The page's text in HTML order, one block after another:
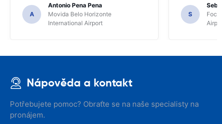
A
Antonio Pena Pena
Movida Belo Horizonte
International Airport
S
Foco
Nápověda a kontakt
Potřebujete pomoc? Obraťte se na naše specialisty na
pronájem.